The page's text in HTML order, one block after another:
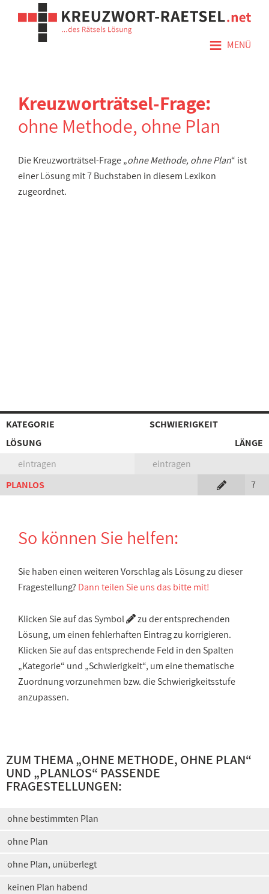
≡ MENÜ
Kreuzworträtsel-Frage:
ohne Methode, ohne Plan
Die Kreuzworträtsel-Frage „ohne Methode, ohne Plan“ ist
einer Lösung mit 7 Buchstaben in diesem Lexikon
zugeordnet.
KATEGORIE
SCHWIERIGKEIT
LÖSUNG
LÄNGE
eintragen
eintragen
PLANLOS
7
So können Sie helfen:
Sie haben einen weiteren Vorschlag als Lösung zu dieser
Fragestellung? Dann teilen Sie uns das bitte mit!
Klicken Sie auf das Symbol
zu der entsprechenden
Lösung, um einen fehlerhaften Eintrag zu korrigieren.
Klicken Sie auf das entsprechende Feld in den Spalten
„Kategorie“ und „Schwierigkeit“, um eine thematische
Zuordnung vorzunehmen bzw. die Schwierigkeitsstufe
anzupassen.
ZUM THEMA „OHNE METHODE, OHNE PLAN“
UND „PLANLOS“ PASSENDE
FRAGESTELLUNGEN:
ohne bestimmten Plan
ohne Plan
ohne Plan, unüberlegt
keinen Plan habend